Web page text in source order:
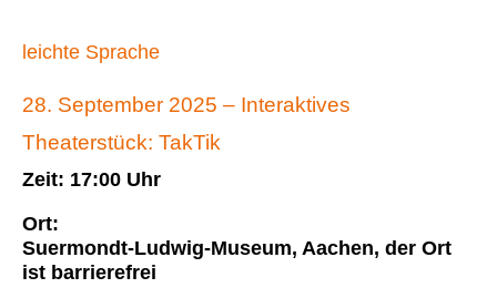
leichte Sprache
28. September 2025 – Interaktives
Theaterstück: TakTik
Zeit: 17:00 Uhr
Ort:
Suermondt-Ludwig-Museum, Aachen, der Ort
ist barrierefrei